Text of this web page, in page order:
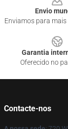
Envio
Enviamos para
Garantia
Oferecido no
Contacte-nos